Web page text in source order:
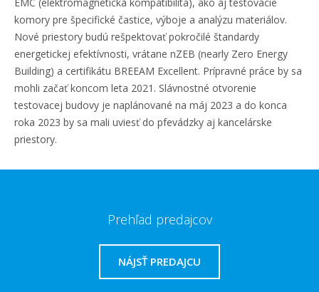
komory pre špecifické častice, výboje a analýzu materiálov.
Nové priestory budú rešpektovať pokročilé štandardy
energetickej efektívnosti, vrátane nZEB (nearly Zero Energy
Building) a certifikátu BREEAM Excellent. Prípravné práce by sa
mohli začať koncom leta 2021. Slávnostné otvorenie
testovacej budovy je naplánované na máj 2023 a do konca
roka 2023 by sa mali uviesť do pfevádzky aj kancelárske
priestory.
Prehľad predajcov
NÁJSŤ PREDAJCU